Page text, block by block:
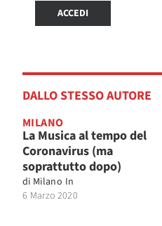
ACCEDI
DALLO STESSO AUTORE
MILANO
La Musica al tempo del
Coronavirus (ma
soprattutto dopo)
di Milano In
6 Marzo 2020